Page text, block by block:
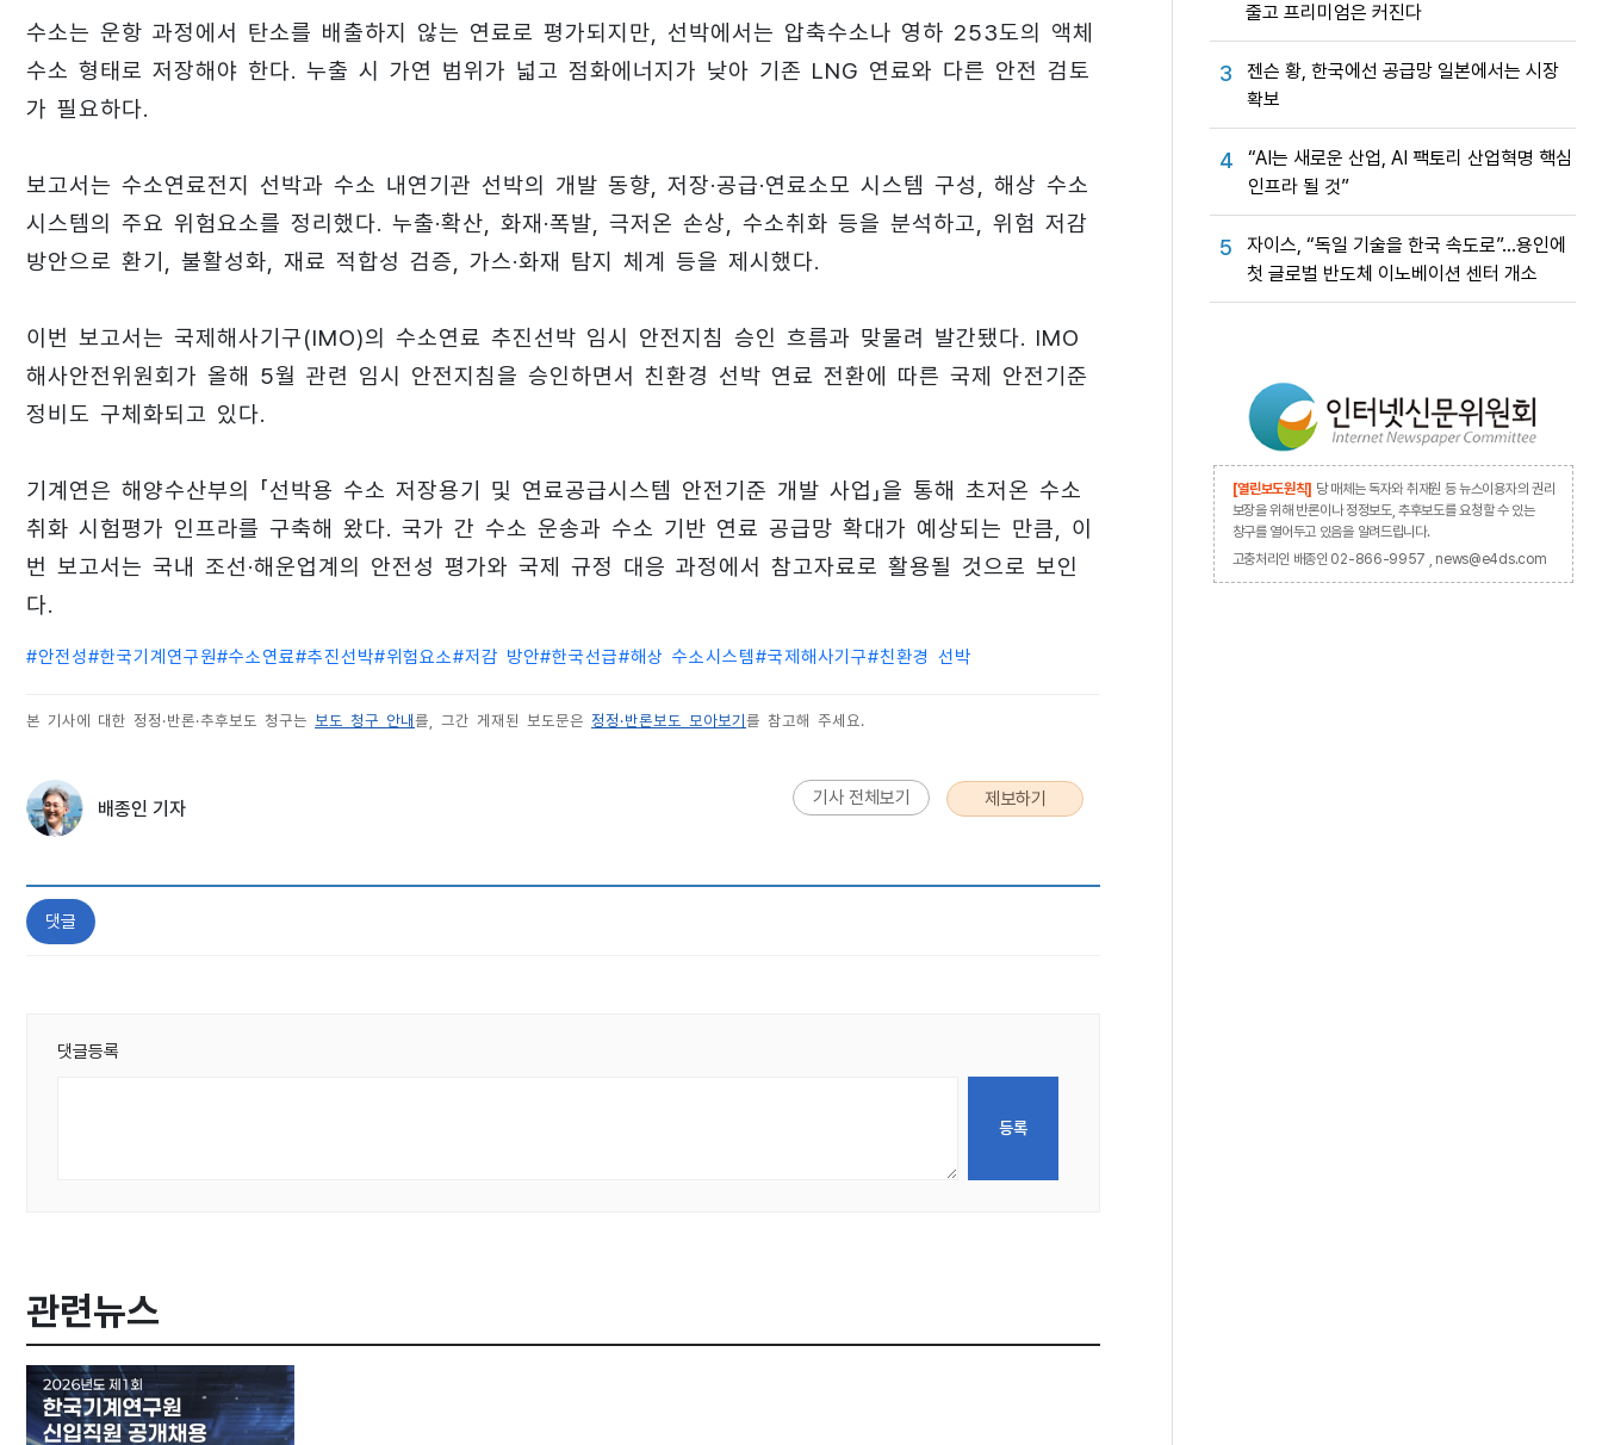
수소는 운항 과정에서 탄소를 배출하지 않는 연료로 평가되지만, 선박에서는 압축수소나 영하 253도의 액체
수소 형태로 저장해야 한다. 누출 시 가연 범위가 넓고 점화에너지가 낮아 기존 LNG 연료와 다른 안전 검토
가 필요하다.
보고서는 수소연료전지 선박과 수소 내연기관 선박의 개발 동향, 저장·공급·연료소모 시스템 구성, 해상 수소
시스템의 주요 위험요소를 정리했다. 누출·확산, 화재·폭발, 극저온 손상, 수소취화 등을 분석하고, 위험 저감
방안으로 환기, 불활성화, 재료 적합성 검증, 가스·화재 탐지 체계 등을 제시했다.
이번 보고서는 국제해사기구(IMO)의 수소연료 추진선박 임시 안전지침 승인 흐름과 맞물려 발간됐다. IMO
해사안전위원회가 올해 5월 관련 임시 안전지침을 승인하면서 친환경 선박 연료 전환에 따른 국제 안전기준
정비도 구체화되고 있다.
기계연은 해양수산부의 「선박용 수소 저장용기 및 연료공급시스템 안전기준 개발 사업」을 통해 초저온 수소
취화 시험평가 인프라를 구축해 왔다. 국가 간 수소 운송과 수소 기반 연료 공급망 확대가 예상되는 만큼, 이
번 보고서는 국내 조선·해운업계의 안전성 평가와 국제 규정 대응 과정에서 참고자료로 활용될 것으로 보인
다.
#안전성#한국기계연구원#수소연료#추진선박#위험요소#저감 방안#한국선급#해상 수소시스템#국제해사기구#친환경 선박
본 기사에 대한 정정·반론·추후보도 청구는 보도 청구 안내 를, 그간 게재된 보도문은 정정·반론보도 모아보기 를 참고해 주세요.
배종인 기자 기사 전체보기 제보하기
댓글
댓글등록
관련뉴스
줄고 프리미엄은 커진다
3
젠슨 황, 한국에선 공급망 일본에서는 시장
확보
4
“AI는 새로운 산업, AI 팩토리 산업혁명 핵심
인프라 될 것”
5
자이스, “독일 기술을 한국 속도로”…용인에
첫 글로벌 반도체 이노베이션 센터 개소
[열린보도원칙] 당 매체는 독자와 취재원 등 뉴스이용자의 권리
보장을 위해 반론이나 정정보도, 추후보도를 요청할 수 있는
창구를 열어두고 있음을 알려드립니다.
고충처리인 배종인 02-866-9957 , news@e4ds.com